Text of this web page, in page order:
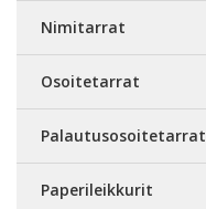
Nimitarrat
Osoitetarrat
Palautusosoitetarrat
Paperileikkurit